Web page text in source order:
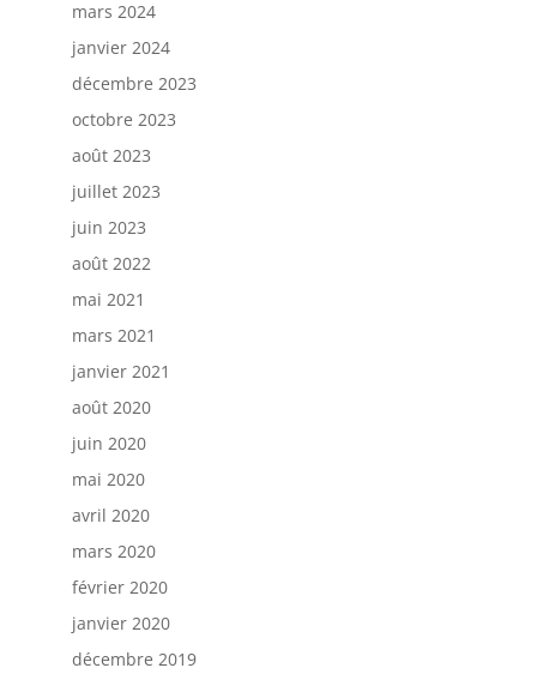
mars 2024
janvier 2024
décembre 2023
octobre 2023
août 2023
juillet 2023
juin 2023
août 2022
mai 2021
mars 2021
janvier 2021
août 2020
juin 2020
mai 2020
avril 2020
mars 2020
février 2020
janvier 2020
décembre 2019